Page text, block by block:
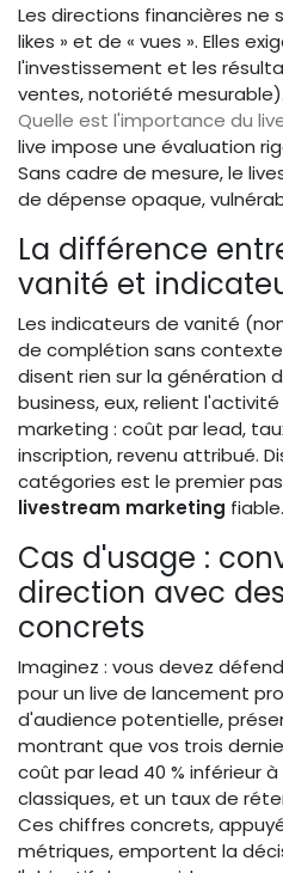
Les directions financières ne
likes » et de « vues ». Elles
l'investissement et les
ventes, notoriété
Quelle est l'importance du
live impose une évaluation
Sans cadre de mesure, le
de dépense opaque,
La différence
vanité et
Les indicateurs de vanité
de complétion sans
disent rien sur la génération
business, eux, relient
marketing : coût par lead,
inscription, revenu attribué.
catégories est le premier
livestream marketing fiable.
Cas d'usage :
direction avec
concrets
Imaginez : vous devez
pour un live de lancement
d'audience potentielle,
montrant que vos trois
coût par lead 40 % inférieur
classiques, et un taux de
Ces chiffres concrets,
métriques, emportent la